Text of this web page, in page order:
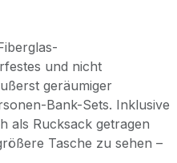
und nicht
geräumiger
Bank-Sets. Inklusive
als Rucksack getragen
Tasche zu sehen –